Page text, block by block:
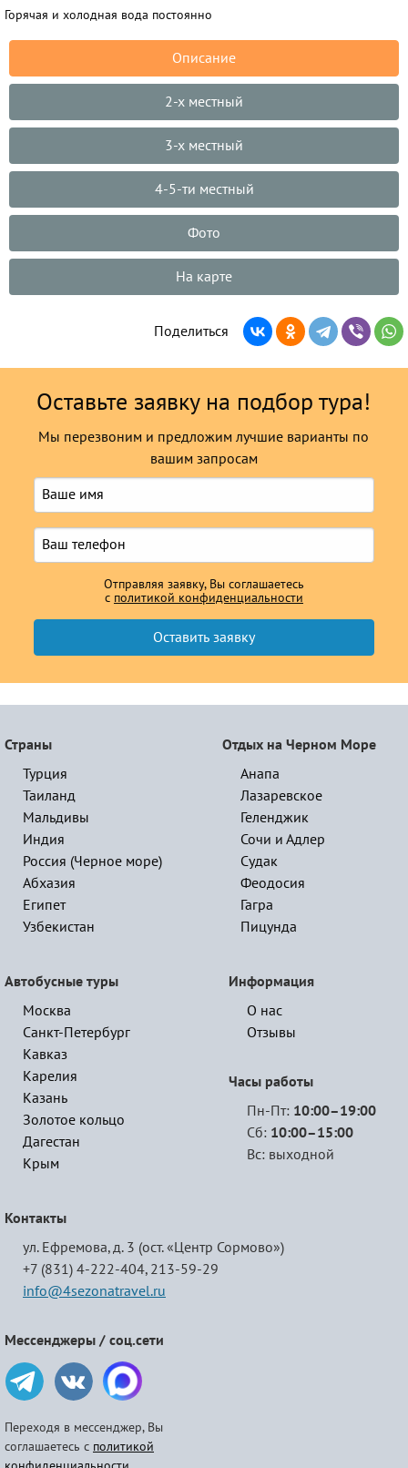
Горячая и холодная вода постоянно
Описание
2-х местный
3-х местный
4-5-ти местный
Фото
На карте
Поделиться
Оставьте заявку на подбор тура!
Мы перезвоним и предложим лучшие варианты по
вашим запросам
Отправляя заявку, Вы соглашаетесь
с политикой конфиденциальности
Страны
Турция
Таиланд
Мальдивы
Индия
Россия (Черное море)
Абхазия
Египет
Узбекистан
Отдых на Черном Море
Анапа
Лазаревское
Геленджик
Сочи и Адлер
Судак
Феодосия
Гагра
Пицунда
Автобусные туры
Москва
Санкт-Петербург
Кавказ
Карелия
Казань
Золотое кольцо
Дагестан
Крым
Информация
О нас
Отзывы
Часы работы
Пн-Пт: 10:00–19:00
Сб: 10:00–15:00
Вс: выходной
Контакты
ул. Ефремова, д. 3 (ост. «Центр Сормово»)
+7 (831) 4-222-404, 213-59-29
info@4sezonatravel.ru
Мессенджеры / соц.сети
Переходя в мессенджер, Вы
соглашаетесь с политикой